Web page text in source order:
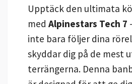
Upptäck den ultimata
med Alpinestars Tech 7
inte bara följer dina
skyddar dig på de mest
terrängerna. Denna